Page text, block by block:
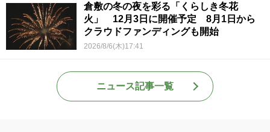
倉敷の冬の夜を彩る「くらしき冬花
火」 12月3日に開催予定 8月1日から
クラウドファンディングも開始
2026/8/6(木)17:41
ニュース記事一覧